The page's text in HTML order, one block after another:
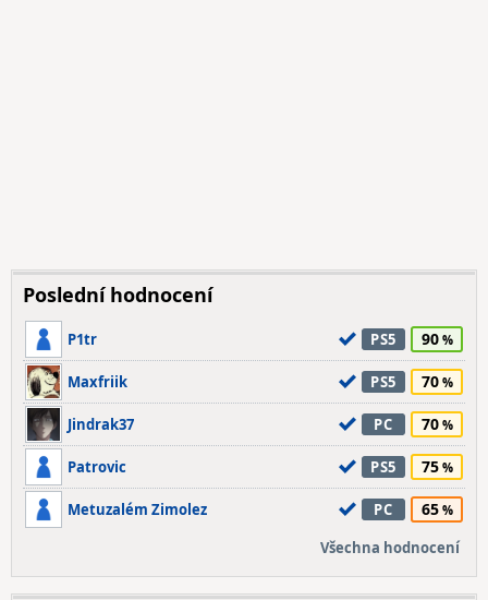
Poslední hodnocení
P1tr PS5 90
Maxfriik PS5 70
Jindrak37 PC 70
Patrovic PS5 75
Metuzalém Zimolez PC 65
Všechna hodnocení